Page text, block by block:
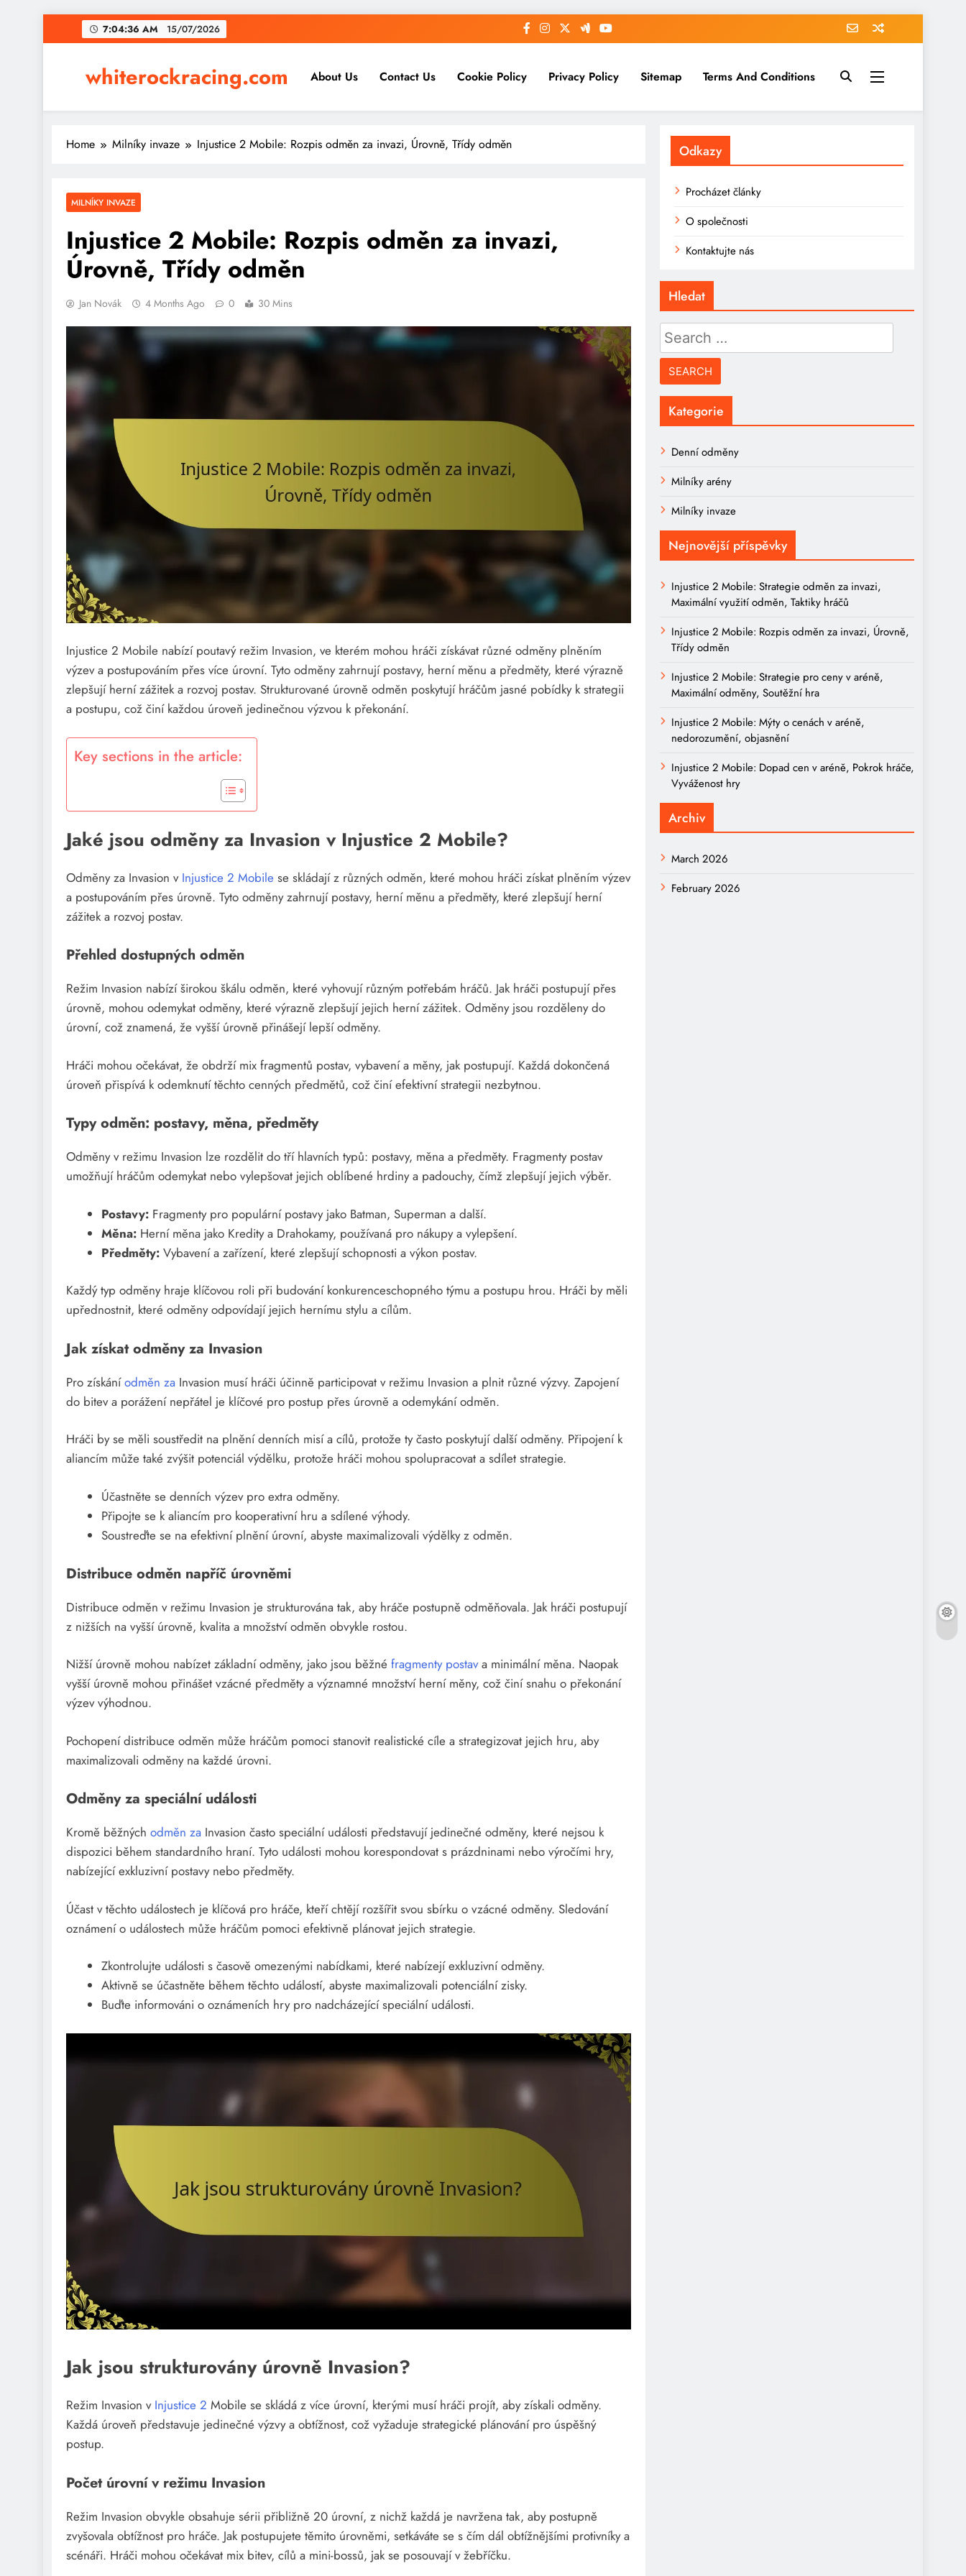
to
7:04:37 AM 15/07/2026
whiterockracing.com About Us Contact Us Cookie Policy Privacy Policy Sitemap Terms And Conditions
Home Milníky invaze Injustice 2 Mobile: Rozpis odměn za invazi, Úrovně, Třídy odměn
MILNÍKY INVAZE
Injustice 2 Mobile: Rozpis odměn za invazi,
Úrovně, Třídy odměn
Jan Novák 4 Months Ago 0 30 Mins
Injustice 2 Mobile nabízí poutavý režim Invasion, ve kterém mohou hráči získávat různé odměny plněním
výzev a postupováním přes více úrovní. Tyto odměny zahrnují postavy, herní měnu a předměty, které výrazně
zlepšují herní zážitek a rozvoj postav. Strukturované úrovně odměn poskytují hráčům jasné pobídky k strategii
a postupu, což činí každou úroveň jedinečnou výzvou k překonání.
Key sections in the article:
Jaké jsou odměny za Invasion v Injustice 2 Mobile?
Odměny za Invasion v Injustice 2 Mobile se skládají z různých odměn, které mohou hráči získat plněním výzev
a postupováním přes úrovně. Tyto odměny zahrnují postavy, herní měnu a předměty, které zlepšují herní
zážitek a rozvoj postav.
Přehled dostupných odměn
Režim Invasion nabízí širokou škálu odměn, které vyhovují různým potřebám hráčů. Jak hráči postupují přes
úrovně, mohou odemykat odměny, které výrazně zlepšují jejich herní zážitek. Odměny jsou rozděleny do
úrovní, což znamená, že vyšší úrovně přinášejí lepší odměny.
Hráči mohou očekávat, že obdrží mix fragmentů postav, vybavení a měny, jak postupují. Každá dokončená
úroveň přispívá k odemknutí těchto cenných předmětů, což činí efektivní strategii nezbytnou.
Typy odměn: postavy, měna, předměty
Odměny v režimu Invasion lze rozdělit do tří hlavních typů: postavy, měna a předměty. Fragmenty postav
umožňují hráčům odemykat nebo vylepšovat jejich oblíbené hrdiny a padouchy, čímž zlepšují jejich výběr.
Postavy:Fragmenty pro populární postavy jako Batman, Superman a další.
Měna:Herní měna jako Kredity a Drahokamy, používaná pro nákupy a vylepšení.
Předměty:Vybavení a zařízení, které zlepšují schopnosti a výkon postav.
Každý typ odměny hraje klíčovou roli při budování konkurenceschopného týmu a postupu hrou. Hráči by měli
upřednostnit, které odměny odpovídají jejich hernímu stylu a cílům.
Jak získat odměny za Invasion
Pro získáníodměn za Invasion musí hráči účinně participovat v režimu Invasion a plnit různé výzvy. Zapojení
do bitev a porážení nepřátel je klíčové pro postup přes úrovně a odemykání odměn.
Hráči by se měli soustředit na plnění denních misí a cílů, protože ty často poskytují další odměny. Připojení k
aliancím může také zvýšit potenciál výdělku, protože hráči mohou spolupracovat a sdílet strategie.
Účastněte se denních výzev pro extra odměny.
Připojte se k aliancím pro kooperativní hru a sdílené výhody.
Soustreďte se na efektivní plnění úrovní, abyste maximalizovali výdělky z odměn.
Distribuce odměn napříč úrovněmi
Distribuce odměn v režimu Invasion je strukturována tak, aby hráče postupně odměňovala. Jak hráči postupují
z nižších na vyšší úrovně, kvalita a množství odměn obvykle rostou.
Nižší úrovně mohou nabízet základní odměny, jako jsou běžné fragmenty postava minimální měna. Naopak
vyšší úrovně mohou přinášet vzácné předměty a významné množství herní měny, což činí snahu o překonání
výzev výhodnou.
Pochopení distribuce odměn může hráčům pomoci stanovit realistické cíle a strategizovat jejich hru, aby
maximalizovali odměny na každé úrovni.
Odměny za speciální události
Kromě běžných odměn za Invasion často speciální události představují jedinečné odměny, které nejsou k
dispozici během standardního hraní. Tyto události mohou korespondovat s prázdninami nebo výročími hry,
nabízející exkluzivní postavy nebo předměty.
Účast v těchto událostech je klíčová pro hráče, kteří chtějí rozšířit svou sbírku o vzácné odměny. Sledování
oznámení o událostech může hráčům pomoci efektivně plánovat jejich strategie.
Zkontrolujte události s časově omezenými nabídkami, které nabízejí exkluzivní odměny.
Aktivně se účastněte během těchto událostí, abyste maximalizovali potenciální zisky.
Buďte informováni o oznámeních hry pro nadcházející speciální události.
Jak jsou strukturovány úrovně Invasion?
Režim Invasion v Injustice 2 Mobile se skládá z více úrovní, kterými musí hráči projít, aby získali odměny.
Každá úroveň představuje jedinečné výzvy a obtížnost, což vyžaduje strategické plánování pro úspěšný
postup.
Počet úrovní v režimu Invasion
Režim Invasion obvykle obsahuje sérii přibližně 20 úrovní, z nichž každá je navržena tak, aby postupně
zvyšovala obtížnost pro hráče. Jak postupujete těmito úrovněmi, setkáváte se s čím dál obtížnějšími protivníky a
scénáři. Hráči mohou očekávat mix bitev, cílů a mini-bossů, jak se posouvají v žebříčku.
Odkazy
Procházet články
O společnosti
Kontaktujte nás
Hledat
Search
for:
Kategorie
Denní odměny
Milníky arény
Milníky invaze
Nejnovější příspěvky
Injustice 2 Mobile: Strategie odměn za invazi,
Maximální využití odměn, Taktiky hráčů
Injustice 2 Mobile: Rozpis odměn za invazi, Úrovně,
Třídy odměn
Injustice 2 Mobile: Strategie pro ceny v aréně,
Maximální odměny, Soutěžní hra
Injustice 2 Mobile: Mýty o cenách v aréně,
nedorozumění, objasnění
Injustice 2 Mobile: Dopad cen v aréně, Pokrok hráče,
Vyváženost hry
Archiv
March 2026
February 2026